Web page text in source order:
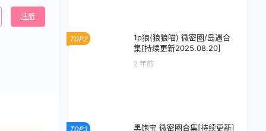
注册
TOP2
1p狼(狼狼喵) 微密圈/岛遇合
集[持续更新2025.08.20]
2 年前
TOP3 黑饱宝 微密圈合集[持续更新]